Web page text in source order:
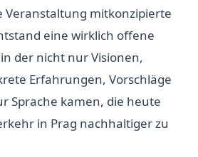
Veranstaltung mitkonzipierte
eine wirklich offene
der nicht nur Visionen,
Erfahrungen, Vorschläge
Sprache kamen, die heute
in Prag nachhaltiger zu